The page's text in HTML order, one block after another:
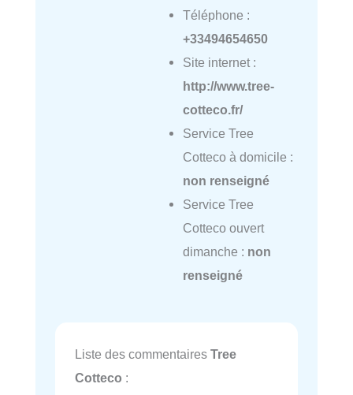
Téléphone :
+33494654650
Site internet :
http://www.tree-
cotteco.fr/
Service Tree
Cotteco à domicile :
non renseigné
Service Tree
Cotteco ouvert
dimanche : non
renseigné
Liste des commentaires Tree
Cotteco :